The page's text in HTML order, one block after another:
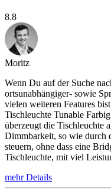
8.8
Moritz
Wenn Du auf der Suche
ortsunabhängiger- sowie
vielen weiteren Features
Tischleuchte Tunable
überzeugt die Tischleuchte
Dimmbarkeit, so wie durch
steuern, ohne dass eine
Tischleuchte, mit viel
mehr Details